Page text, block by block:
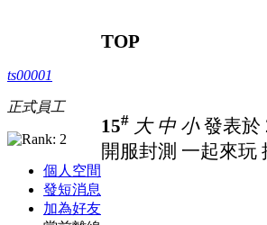
TOP
ts00001
正式員工
個人空間
發短消息
加為好友
15# 大 中 小發表於
開服封測 一起來玩